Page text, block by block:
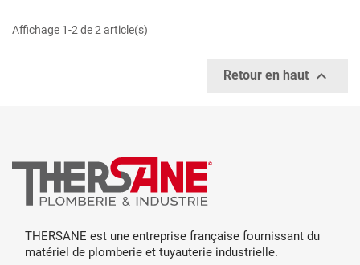
Affichage 1-2 de 2 article(s)
Retour en haut 
THERSANE est une entreprise française fournissant du
matériel de plomberie et tuyauterie industrielle.